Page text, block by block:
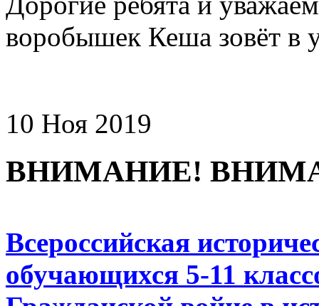
воробышек Кеша зовёт в
10 Ноя 2019
ВНИМАНИЕ!
Всероссийская
обучающихся 5-11